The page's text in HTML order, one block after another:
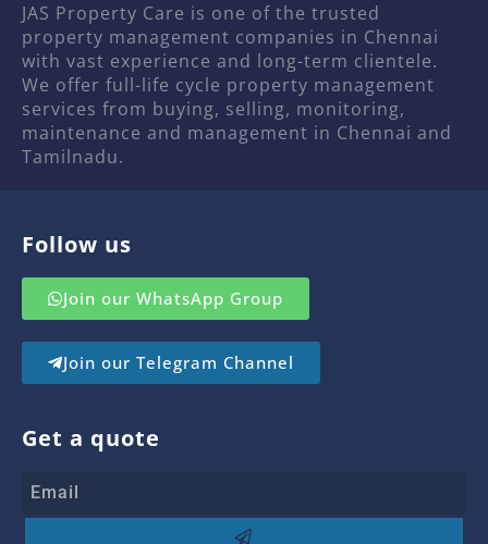
JAS Property Care is one of the trusted
property management companies in Chennai
with vast experience and long-term clientele.
We offer full-life cycle property management
services from buying, selling, monitoring,
maintenance and management in Chennai and
Tamilnadu.
Follow us
Join our WhatsApp Group
Join our Telegram Channel
Get a quote